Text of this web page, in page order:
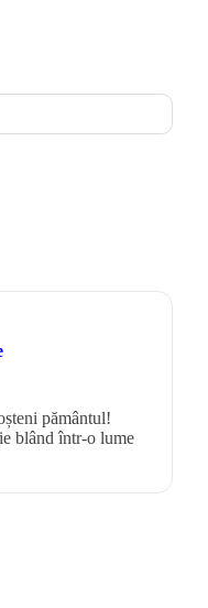
pământul!
blând într-o lume